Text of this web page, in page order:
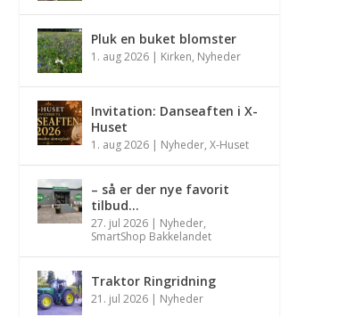
Pluk en buket blomster
1. aug 2026 | Kirken, Nyheder
Invitation: Danseaften i X-
Huset
1. aug 2026 | Nyheder,X-Huset
– så er der nye favorit
tilbud…
27. jul 2026 | Nyheder,
SmartShop Bakkelandet
Traktor Ringridning
21. jul 2026 | Nyheder